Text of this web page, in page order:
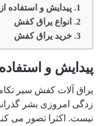
پیدایش و استفاده
انواع یراق کفش
خرید یراق کفش
پیدایش و
یراق آلات کفش سیر
زدگی امروزی بشر
نیست. اکثرا تصور می